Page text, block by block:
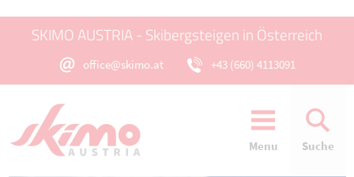
SKIMO AUSTRIA - Skibergsteigen in Österreich
office@skimo.at +43 (660) 4113091
Menu Suche